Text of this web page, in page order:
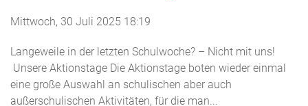
Mittwoch, 30 Juli 2025 18:19
Langeweile in der letzten Schulwoche? – Nicht mit uns!
Unsere Aktionstage Die Aktionstage boten wieder einmal
eine große Auswahl an schulischen aber auch
außerschulischen Aktivitäten, für die man...